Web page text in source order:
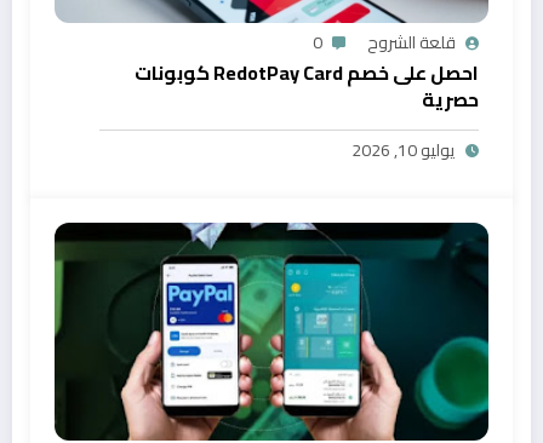
قلعة الشروح 0
احصل على خصم RedotPay Card كوبونات
حصرية
يوليو 10, 2026